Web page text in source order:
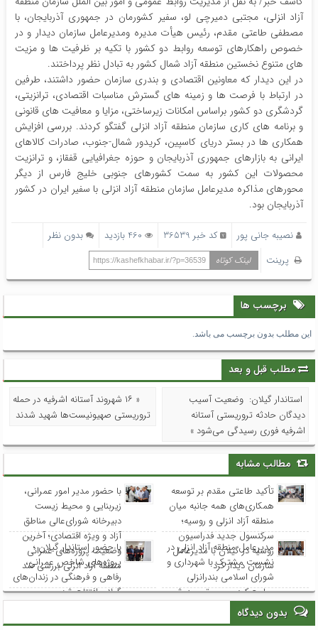
آزاد انزلی، مجتبی دمیرچی لو، سفیر کشورمان در جمهوری آذربایجان، با
مصطفی طاعتی مقدم، رئیس هیأت مدیره ومدیرعامل سازمان دیدار و در
خصوص راهکارهای توسعه روابط دو کشور با تکیه بر ظرفیت ها و مزیت
های متنوع نخستین منطقه آزاد شمال کشور به تبادل نظر پرداختند.
در این دیدار که معاونین اقتصادی و بندری سازمان حضور داشتند، طرفین
در ارتباط با فرصت ها و زمینه های گسترش مناسبات اقتصادی، ترانزیتی،
گردشگری دو کشور براساس امکانات زیرساختی، مزایا و معافیت های قانونی
و برنامه های کاری سازمان منطقه آزاد انزلی گفتگو کردند. بررسی افزایش
همکاری ها در بستر دریای کاسپین، کریدور شمال-جنوب، صادرات کالاهای
ایرانی به بازارهای جمهوری آذربایجان و حوزه جغرافیایی قفقاز، و ترانزیت
محصولات این کشور به سمت کشورهای جنوبی خلیج فارس از دیگر
محورهای مذاکره مدیرعامل سازمان منطقه آزاد انزلی با سفیر ایران در کشور
آذربایجان بود.
نصیبه جانی پور کد خبر 36539 460 بازدید
بدون نظر
پرینت
لینک کوتاه https://kashefkhabar.ir/?p=36539
برچسب ها
این مطلب بدون برچسب می باشد.
مطلب قبل و بعد
استاندار گیلان: وضعیت آسیب
دیدگان حادثه تروریستی آستانه
اشرفیه فوری رسیدگی می‌شود »
« ۱۶ شهروند آستانه اشرفیه در حمله
تروریستی صهیونیست‌ها شهید شدند
مطالب مشابه
تأکید طاعتی مقدم بر توسعه
همکاری‌های همه جانبه میان
منطقه آزاد انزلی و روسیه؛
سرکنسول جدید فدراسیون
روسیه در گیلان با مدیرعامل
سازمان دیدار کرد
با حضور مدیر امور عمرانی،
زیربنایی و محیط زیست
دبیرخانه شورای‌عالی مناطق
آزاد و ویژه اقتصادی؛ آخرین
وضعیت پروژه‌های عمرانی
منطقه آزاد انزلی بررسی شد
مدیرعامل منطقه آزاد انزلی در
نشست مشترک با شهرداری و
شورای اسلامی بندرانزلی
مطرح کرد: مسیر توسعه شهر
انزلی از هم‌افزایی و مشارکت
همه نهادها می‌گذرد
با حضور استاندار گیلان ؛
پروژه‌های شاخص عمرانی،
رفاهی و فرهنگی در زندان‌های
گیلان افتتاح شد
بدون دیدگاه